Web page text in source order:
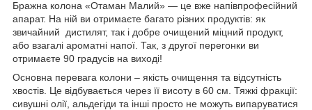
Бражна колона «Отаман Малий» — це вже напівпрофесійний
апарат. На ній ви отримаєте багато різних продуктів: як
звичайний дистилят, так і добре очищений міцний продукт,
або взагалі ароматні напої. Так, з другої перегонки ви
отримаєте 90 градусів на виході!
Основна перевага колони – якість очищення та відсутність
хвостів. Це відбувається через її висоту в 60 см. Тяжкі фракції:
сивушні олії, альдегіди та інші просто не можуть випаруватися